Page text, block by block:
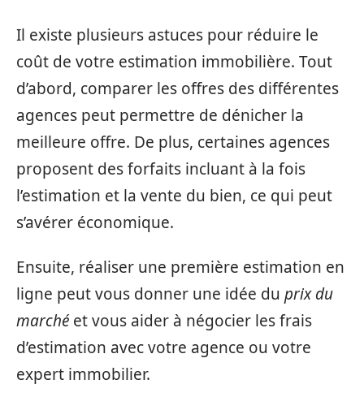
Il existe plusieurs astuces pour réduire le
coût de votre estimation immobilière. Tout
d’abord, comparer les offres des différentes
agences peut permettre de dénicher la
meilleure offre. De plus, certaines agences
proposent des forfaits incluant à la fois
l’estimation et la vente du bien, ce qui peut
s’avérer économique.
Ensuite, réaliser une première estimation en
ligne peut vous donner une idée du prix du
marché et vous aider à négocier les frais
d’estimation avec votre agence ou votre
expert immobilier.